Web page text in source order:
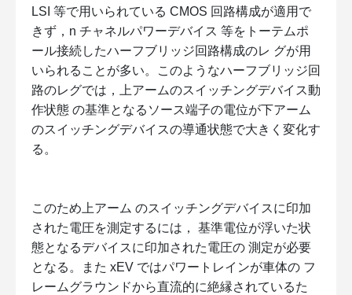
LSI 等で用いられている CMOS 回路構成が適用で
きず，n チャネルパワーデバイス 等をトーテムポ
ール接続したハーフブリッジ回路構成のレ グが用
いられることが多い。このようなハーフブリッジ回
路のレグでは，上アームのスイッチングデバイス動
作状態 の基準となるソース端子の電位が下アーム
のスイッチングデバイスの導通状態で大きく変化す
る。
このため上アーム のスイッチングデバイスに印加
された電圧を測定するには， 基準電位が浮いた状
態となるデバイスに印加された電圧の 測定が必要
となる。また xEV ではパワートレインが車体の フ
レームグラウンドから直流的に絶縁されているた